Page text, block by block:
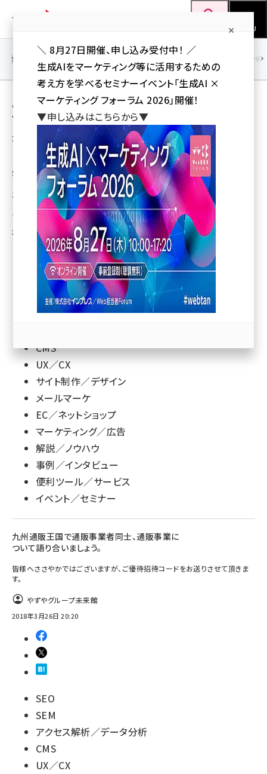
ン
MENU
seo (3538)
ai (2820)
youtube (2444)
note (2322)
セミナー (2315)
z世代 (1629)
meo (1281)
llmo (1167)
SEO アクセス解析／データ分析
用語「#EC #通販 #やずや #売上拡大 #
マーケティング」 が使われている記事の一覧
全 3 記事中 1 ～ 3 を表示中
【ご参加できなかった皆様へ】「やずや式」新規
客をいかに優良客に育てるか？
30憶円突破のノウハウ、EC通販事業戦略について
やずやグループ未来館
2018年2月24日 13:46
SEO
CMS
UX／CX
サイト制作／デザイン
メールマーケ
EC／ネットショップ
マーケティング／広告
解説／ノウハウ
事例／インタビュー
便利ツール／サービス
イベント／セミナー
九州通販王国で通販事業者同士、通販事業に
ついて語り合いましょう。
皆様へささやかではございますが、ご優待招待コードをお送りさせて頂きま
す。
やずやグループ未来館
2018年3月26日 20:20
SEO
SEM
アクセス解析／データ分析
CMS
UX／CX
＼ 8月27日開催、申し込み受付中！ ／
生成AIをマーケティング等に活用するための
考え方を学べるセミナーイベント「生成AI ×
マーケティング フォーラム 2026」開催！
▼申し込みはこちらから▼